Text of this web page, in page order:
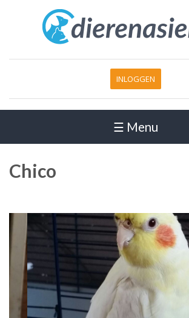
INLOGGEN
☰ Menu
Chico